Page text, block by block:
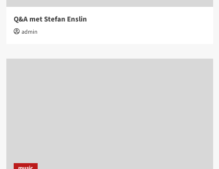
Q&A met Stefan Enslin
admin